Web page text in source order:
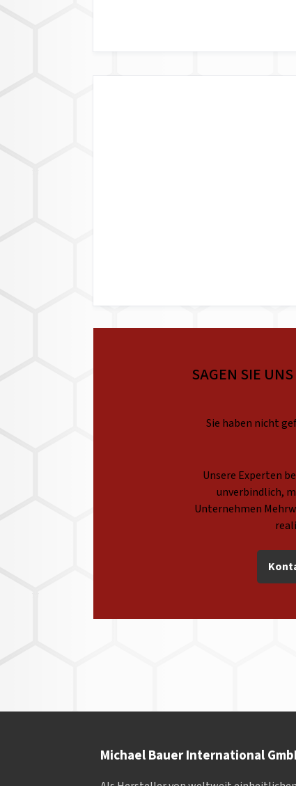
SAGEN SIE
Sie haben nicht
Unsere Experten
unverbindlich,
Unternehmen
Michael Bauer International